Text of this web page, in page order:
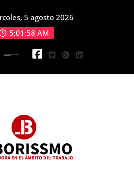
5 agosto 2026
5:01:59 AM